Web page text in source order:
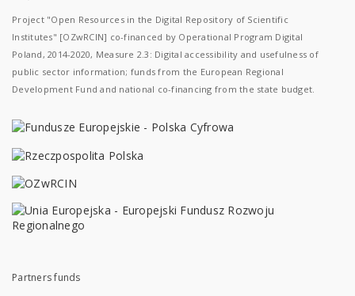
Project "Open Resources in the Digital Repository of Scientific
Institutes" [OZwRCIN] co-financed by Operational Program Digital
Poland, 2014-2020, Measure 2.3: Digital accessibility and usefulness of
public sector information; funds from the European Regional
Development Fund and national co-financing from the state budget.
Partners funds